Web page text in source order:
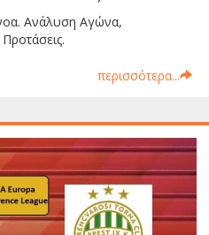
Ανάλυση Αγώνα,
περισσότερα...